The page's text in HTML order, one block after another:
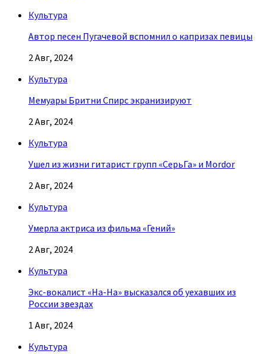
Культура
Автор песен Пугачевой вспомнил о капризах певицы
2 Авг, 2024
Культура
Мемуары Бритни Спирс экранизируют
2 Авг, 2024
Культура
Ушел из жизни гитарист групп «СерьГа» и Mordor
2 Авг, 2024
Культура
Умерла актриса из фильма «Гений»
2 Авг, 2024
Культура
Экс-вокалист «На-На» высказался об уехавших из
России звездах
1 Авг, 2024
Культура